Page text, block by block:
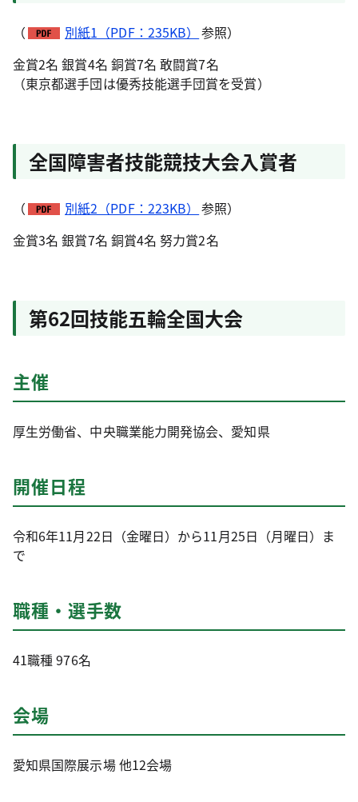
（ 別紙1（PDF：235KB） 参照）
金賞2名 銀賞4名 銅賞7名 敢闘賞7名
（東京都選手団は優秀技能選手団賞を受賞）
全国障害者技能競技大会入賞者
（ 別紙2（PDF：223KB） 参照）
金賞3名 銀賞7名 銅賞4名 努力賞2名
第62回技能五輪全国大会
主催
厚生労働省、中央職業能力開発協会、愛知県
開催日程
令和6年11月22日（金曜日）から11月25日（月曜日）ま
で
職種・選手数
41職種 976名
会場
愛知県国際展示場 他12会場